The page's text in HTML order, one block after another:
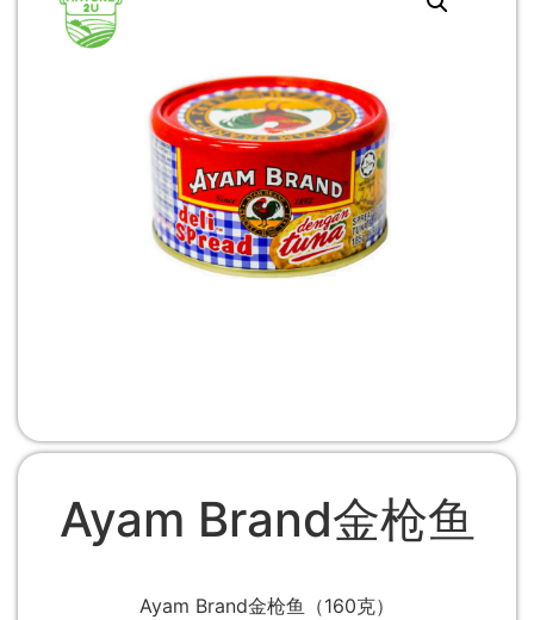
Ayam Brand金枪鱼
Ayam Brand金枪鱼（160克）